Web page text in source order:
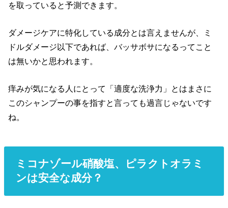
を取っていると予測できます。
ダメージケアに特化している成分とは言えませんが、ミ
ドルダメージ以下であれば、バッサボサになるってこと
は無いかと思われます。
痒みが気になる人にとって「適度な洗浄力」とはまさに
このシャンプーの事を指すと言っても過言じゃないです
ね。
ミコナゾール硝酸塩、ピラクトオラミ
ンは安全な成分？